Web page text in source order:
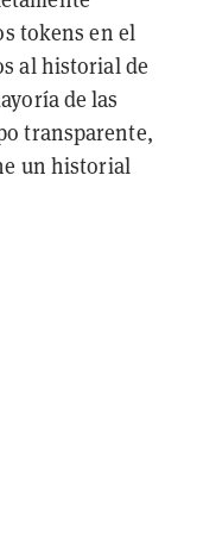
tokens en el
al historial de
de las
transparente,
un historial